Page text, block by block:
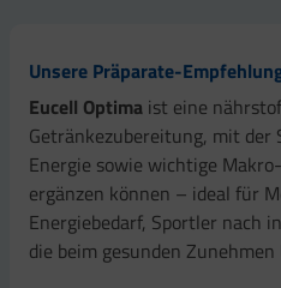
Unsere Präparate-
Eucell Optima ist eine
Getränkezubereitung, mit der
Energie sowie wichtige
ergänzen können – ideal für
Energiebedarf, Sportler nach
die beim gesunden